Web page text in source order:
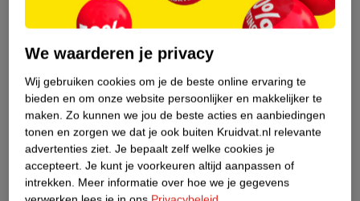
99 99
We waarderen je privacy
Wij gebruiken cookies om je de beste online ervaring te
bieden en om onze website persoonlijker en makkelijker te
maken. Zo kunnen we jou de beste acties en aanbiedingen
tonen en zorgen we dat je ook buiten Kruidvat.nl relevante
advertenties ziet. Je bepaalt zelf welke cookies je
accepteert. Je kunt je voorkeuren altijd aanpassen of
intrekken. Meer informatie over hoe we je gegevens